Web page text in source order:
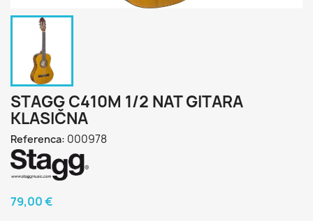
STAGG C410M 1/2 NAT GITARA
KLASIČNA
Referenca: 000978
79,00 €